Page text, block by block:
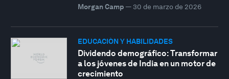
Morgan Camp — 30 de marzo de 2026
EDUCACIÓN Y HABILIDADES
Dividendo demográfico: Transformar
a los jóvenes de India en un motor de
crecimiento